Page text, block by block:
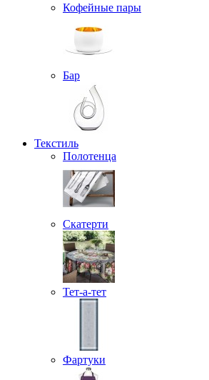
Кофейные пары
Бар
Текстиль
Полотенца
Скатерти
Тет-а-тет
Фартуки